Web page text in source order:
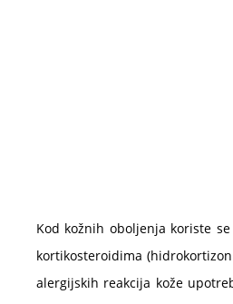
Kod kožnih oboljenja koriste
kortikosteroidima
alergijskih reakcija kože